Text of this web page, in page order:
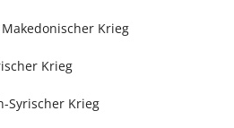
Makedonischer Krieg
Krieg
Syrischer Krieg